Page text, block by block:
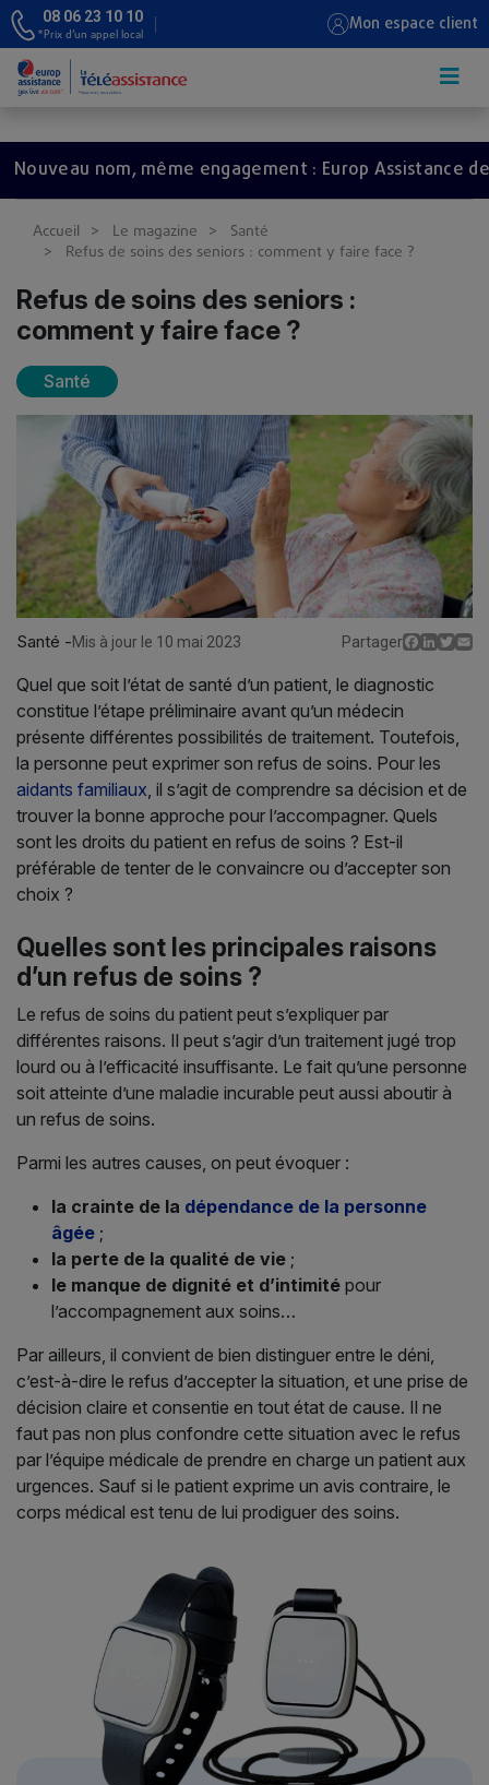
08 06 23 10 10
*Prix d’un appel local Mon espace client
nom, même engagement : Europ Assistance
Accueil Le magazine
Santé
Refus de soins des seniors : comment y faire face ?
Refus de soins des seniors :
comment y faire face ?
Santé
Santé -Mis à jour le 10 mai 2023 Partager
Quel que soit l’état de santé d’un patient, le diagnostic
constitue l’étape préliminaire avant qu’un médecin
présente différentes possibilités de traitement. Toutefois,
la personne peut exprimer son refus de soins. Pour les
aidants familiaux , il s’agit de comprendre sa décision et de
trouver la bonne approche pour l’accompagner. Quels
sont les droits du patient en refus de soins ? Est-il
préférable de tenter de le convaincre ou d’accepter son
choix ?
Quelles sont les principales raisons
d’un refus de soins ?
Le refus de soins du patient peut s’expliquer par
différentes raisons. Il peut s’agir d’un traitement jugé trop
lourd ou à l’efficacité insuffisante. Le fait qu’une personne
soit atteinte d’une maladie incurable peut aussi aboutir à
un refus de soins.
Parmi les autres causes, on peut évoquer :
la crainte de la dépendance de la personne
âgée ;
la perte de la qualité de vie ;
le manque de dignité et d’intimité pour
l’accompagnement aux soins…
Par ailleurs, il convient de bien distinguer entre le déni,
c’est-à-dire le refus d’accepter la situation, et une prise de
décision claire et consentie en tout état de cause. Il ne
faut pas non plus confondre cette situation avec le refus
par l’équipe médicale de prendre en charge un patient aux
urgences. Sauf si le patient exprime un avis contraire, le
corps médical est tenu de lui prodiguer des soins.